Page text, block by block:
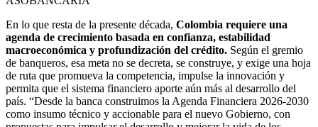
En lo que resta de la presente década, Colombia requiere una
agenda de crecimiento basada en confianza, estabilidad
macroeconómica y profundización del crédito. Según el gremio
de banqueros, esa meta no se decreta, se construye, y exige una hoja
de ruta que promueva la competencia, impulse la innovación y
permita que el sistema financiero aporte aún más al desarrollo del
país. “Desde la banca construimos la Agenda Financiera 2026-2030
como insumo técnico y accionable para el nuevo Gobierno, con